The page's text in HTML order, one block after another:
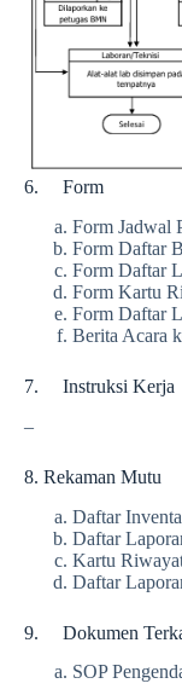
6. Form
Form Jadwal
Form Daftar
Form Daftar
Form Kartu
Form Daftar
Berita Acara
7. Instruksi Kerja
–
8. Rekaman Mutu
Daftar
Daftar
Kartu
Daftar
9. Dokumen
SOP